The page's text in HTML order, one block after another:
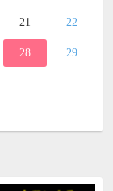
21 22
28 29